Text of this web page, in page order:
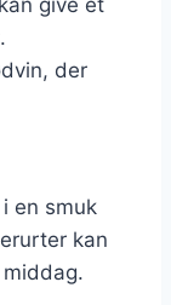
der
en smuk
kan